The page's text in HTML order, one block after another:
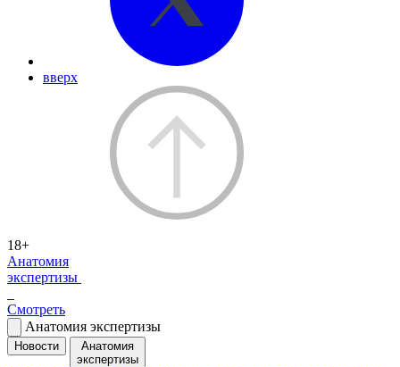
вверх
18+
Анатомия
экспертизы
Смотреть
Анатомия экспертизы
Новости
Анатомия
экспертизы